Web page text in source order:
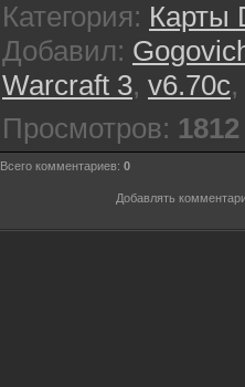
Категория: Карты
Добавил:
Warcraft 3, v6.70c,
Просмотров: 1812
Всего комментариев: 0
Добавлять